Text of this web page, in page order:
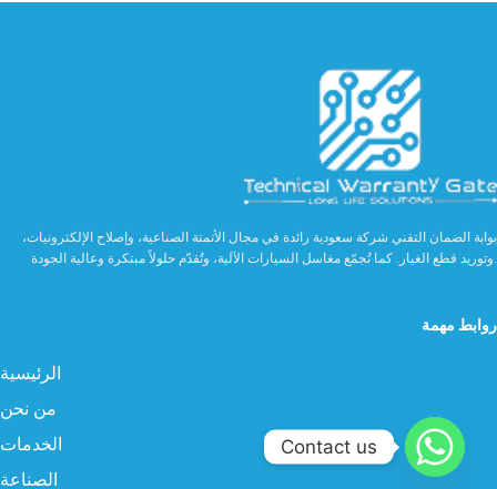
بوابة الضمان التقني شركة سعودية رائدة في مجال الأتمتة الصناعية، وإصلاح الإلكترونيات،
وتوريد قطع الغيار. كما تُجمّع مغاسل السيارات الآلية، وتُقدّم حلولاً مبتكرة وعالية الجودة.
روابط مهمة
الرئيسية
من نحن
الخدمات
الصناعة
Contact us